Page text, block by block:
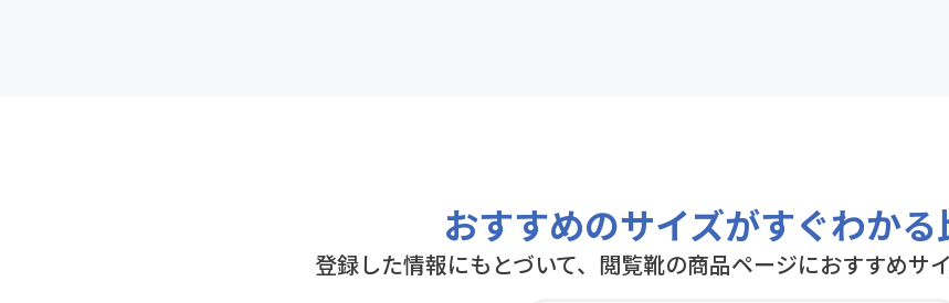
おすすめのサイズがすぐわかる
登録した情報にもとづいて、閲覧靴の商品ページにおすすめサ